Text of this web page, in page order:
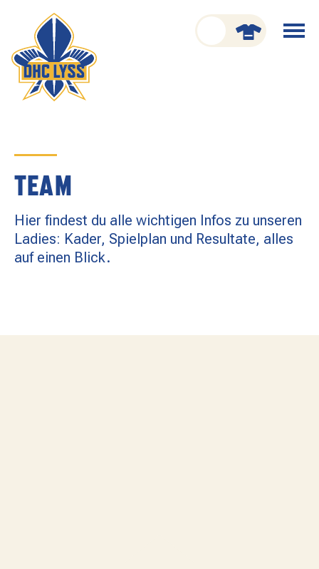
Menü
öffnen
schliessen
CLUB
KADER
SPIELPLAN
MATCHBESUCH
TEAM
Hier findest du alle wichtigen Infos zu unseren
Ladies: Kader, Spielplan und Resultate, alles
auf einen Blick.